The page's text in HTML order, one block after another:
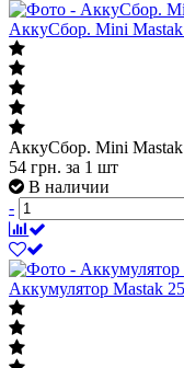
АккуСбор. Mini
АккуСбор. Mini
54 грн. за 1 шт
В наличии
-
Аккумулятор Mastak